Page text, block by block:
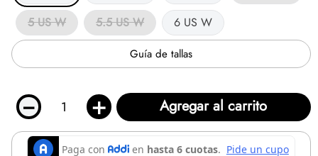
5 US W
5.5 US W 6 US W
Guía de tallas
＋
－ Agregar al carrito